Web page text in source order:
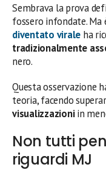
Sembrava la prova
fossero infondate. Ma
diventato virale ha
tradizionalmente
nero.
Questa osservazione
teoria, facendo
visualizzazioniin
Non tutti
riguardi MJ